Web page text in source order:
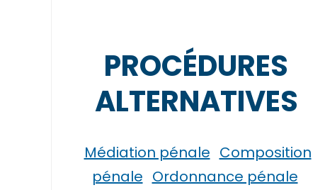
PROCÉDURES
ALTERNATIVES
Médiation pénale Composition
pénale Ordonnance pénale